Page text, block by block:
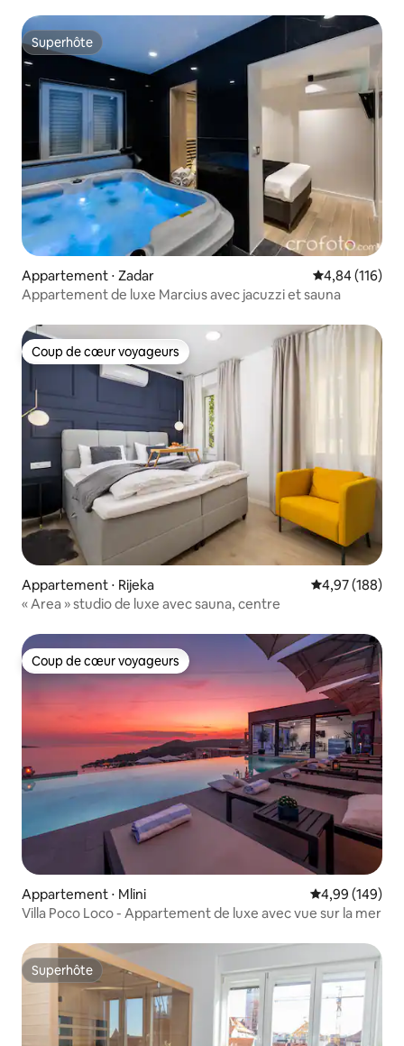
Superhôte
Superhôte
Appartement ⋅ Zadar Évaluation
4,84 (116)
Appartement de luxe Marcius avec jacuzzi et sauna
Coup de cœur voyageurs
Coup de cœur voyageurs
Appartement ⋅ Rijeka Évaluation
4,97 (188)
« Area » studio de luxe avec sauna, centre
Coup de cœur voyageurs
Coup de cœur voyageurs
Appartement ⋅ Mlini Évaluation
4,99 (149)
Villa Poco Loco - Appartement de luxe avec vue sur la mer
Superhôte
Superhôte